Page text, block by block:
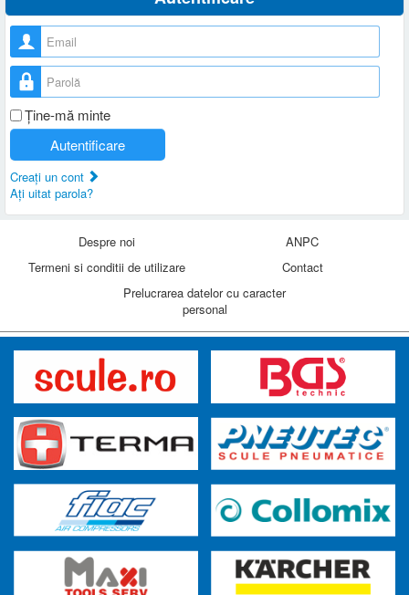
Nume utilizator
Parolă
Ţine-mă minte
Autentificare
Creaţi un cont
Aţi uitat parola?
Despre noi
ANPC
Termeni si conditii de utilizare
Contact
Prelucrarea datelor cu caracter
personal